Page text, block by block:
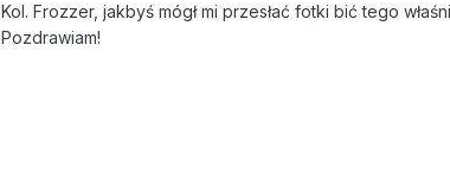
Kol. Frozzer, jakbyś mógł mi przesłać fotki bić tego
Pozdrawiam!